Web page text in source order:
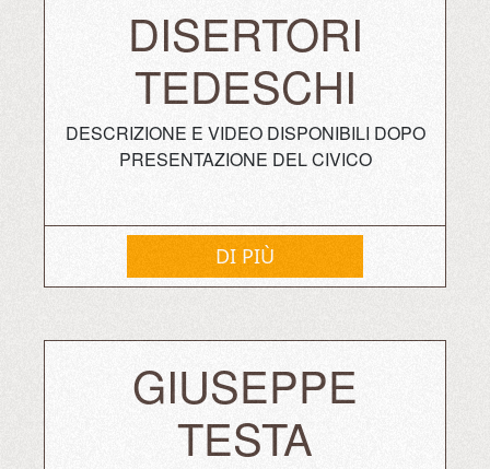
DISERTORI
TEDESCHI
DESCRIZIONE E VIDEO DISPONIBILI DOPO
PRESENTAZIONE DEL CIVICO
DI PIÙ
GIUSEPPE
TESTA